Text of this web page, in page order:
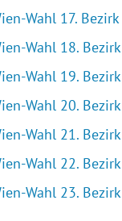
Wahl 17. Bezirk
Wahl 18. Bezirk
Wahl 19. Bezirk
Wahl 20. Bezirk
Wahl 21. Bezirk
Wahl 22. Bezirk
Wahl 23. Bezirk